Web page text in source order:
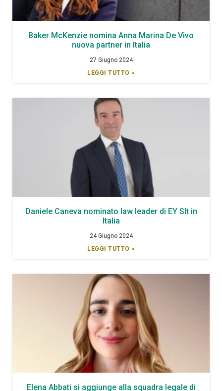
Baker McKenzie nomina Anna Marina De Vivo
nuova partner in Italia
27 Giugno 2024
LEGGI TUTTO »
Daniele Caneva nominato law leader di EY Slt in
Italia
24 Giugno 2024
LEGGI TUTTO »
Elena Abbati si aggiunge alla squadra legale di